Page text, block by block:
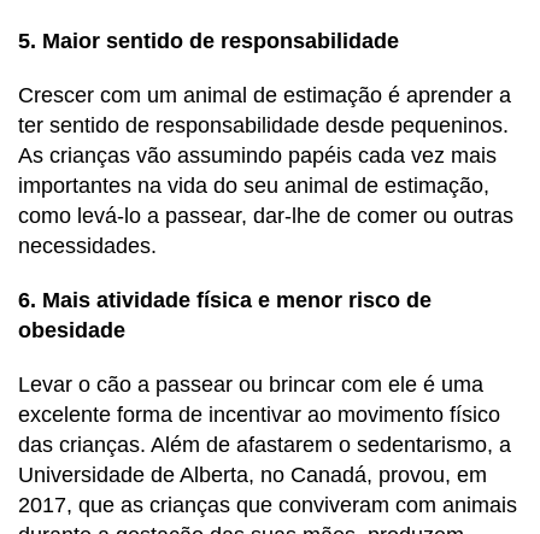
5. Maior sentido de responsabilidade
Crescer com um animal de estimação é aprender a
ter sentido de responsabilidade desde pequeninos.
As crianças vão assumindo papéis cada vez mais
importantes na vida do seu animal de estimação,
como levá-lo a passear, dar-lhe de comer ou outras
necessidades.
6. Mais atividade física e menor risco de
obesidade
Levar o cão a passear ou brincar com ele é uma
excelente forma de incentivar ao movimento físico
das crianças. Além de afastarem o sedentarismo, a
Universidade de Alberta, no Canadá, provou, em
2017, que as crianças que conviveram com animais